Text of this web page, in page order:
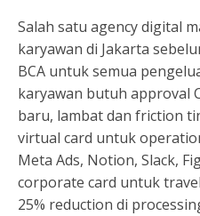
Salah satu agency digital
karyawan di Jakarta
BCA untuk semua
karyawan butuh approval
baru, lambat dan friction
virtual card untuk
Meta Ads, Notion, Slack,
corporate card untuk
25% reduction di